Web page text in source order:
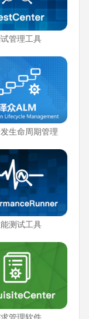
管理工具
生命周期管理
测试工具